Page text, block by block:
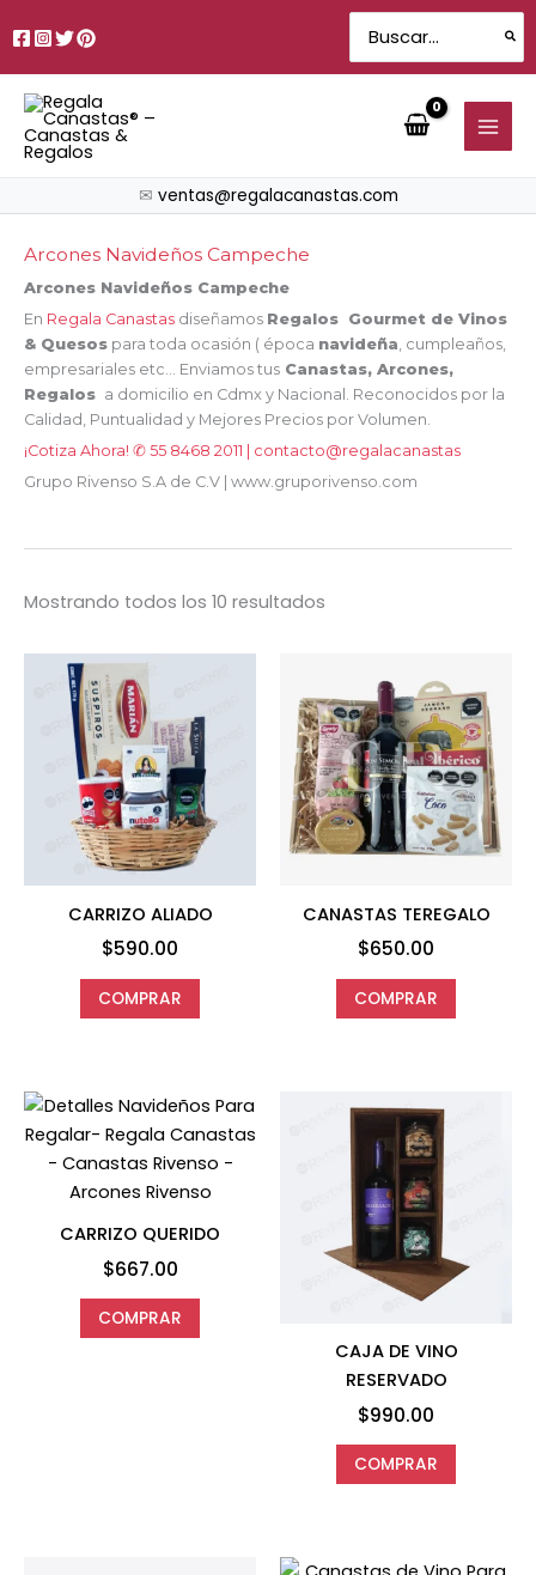
al
contenido
for:
✉ ventas@regalacanastas.com
Arcones Navideños Campeche
Arcones Navideños Campeche
En Regala Canastas diseñamos Regalos Gourmet de Vinos
& Quesos para toda ocasión ( época navideña, cumpleaños,
empresariales etc… Enviamos tus Canastas, Arcones,
Regalos a domicilio en Cdmx y Nacional. Reconocidos por la
Calidad, Puntualidad y Mejores Precios por Volumen.
¡Cotiza Ahora! ✆ 55 8468 2011 | contacto@regalacanastas
Grupo Rivenso S.A de C.V | www.gruporivenso.com
Mostrando todos los 10 resultados
Sorted
price:
low
to
CARRIZO ALIADO
$590.00
COMPRAR
CANASTAS TEREGALO
$650.00
COMPRAR
CARRIZO QUERIDO
$667.00
COMPRAR
CAJA DE VINO
RESERVADO
$990.00
COMPRAR
Current